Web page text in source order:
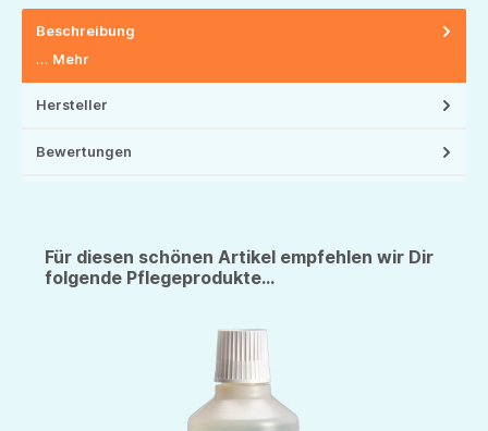
Beschreibung
… Mehr
Hersteller
Bewertungen
Für diesen schönen Artikel empfehlen wir Dir
folgende Pflegeprodukte...